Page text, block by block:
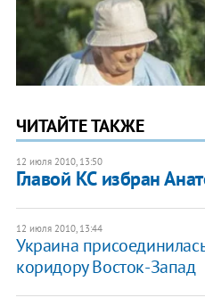
ЧИТАЙТЕ ТАКЖЕ
12 июля 2010, 13:50
Главой КС избран
12 июля 2010, 13:44
Украина
коридору Восток-Запад